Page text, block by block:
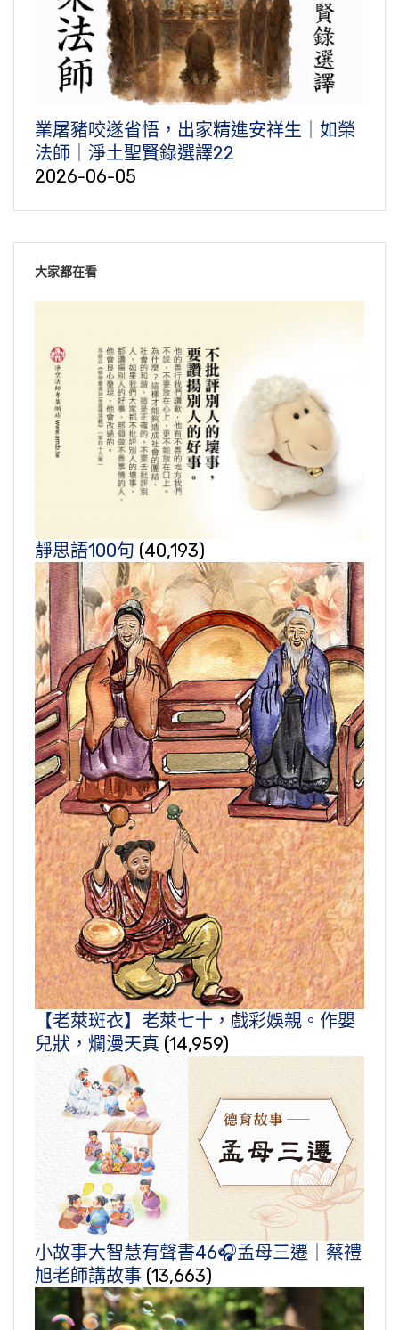
業屠豬咬遂省悟，出家精進安祥生｜如榮
法師｜淨土聖賢錄選譯22
2026-06-05
大家都在看
靜思語100句 (40,193)
【老萊斑衣】老萊七十，戲彩娛親。作嬰
兒狀，爛漫天真 (14,959)
小故事大智慧有聲書46🎧孟母三遷｜蔡禮
旭老師講故事 (13,663)